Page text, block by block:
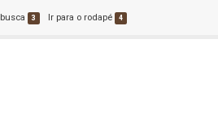
busca 3 Ir para o rodapé 4